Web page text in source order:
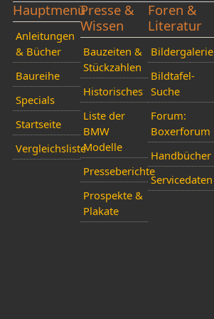
Hauptmenü
Anleitungen
& Bücher
Baureihe
Specials
Startseite
Vergleichsliste
Presse &
Wissen
Bauzeiten &
Stückzahlen
Historisches
Liste der
BMW
Modelle
Presseberichte
Prospekte &
Plakate
Foren &
Literatur
Bildergalerie
Bildtafel-
Suche
Forum:
Boxerforum
Handbücher
Servicedaten